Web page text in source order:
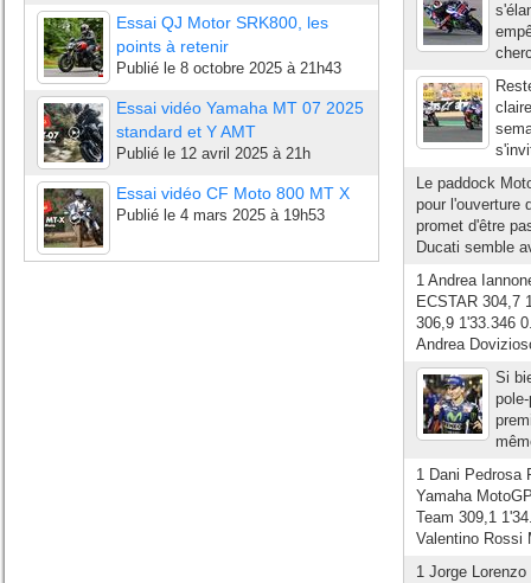
Essai QJ Motor SRK800, les
points à retenir
Publié le 8 octobre 2025 à 21h43
Essai vidéo Yamaha MT 07 2025
standard et Y AMT
Publié le 12 avril 2025 à 21h
Essai vidéo CF Moto 800 MT X
Publié le 4 mars 2025 à 19h53
Le paddock
pour l'ouverture
promet d'être
Ducati semble
1 Andrea
ECSTAR 304,7
306,9 1'33.346
Andrea
Si
1 Dani Pedrosa
Yamaha
Team 309,1
Valentino Rossi
1 Jorge